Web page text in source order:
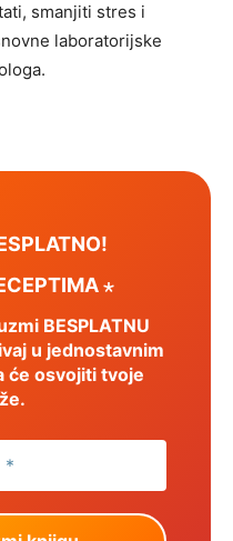
smanjiti stres i
laboratorijske
⋆
BESPLATNU
u jednostavnim
će osvojiti tvoje